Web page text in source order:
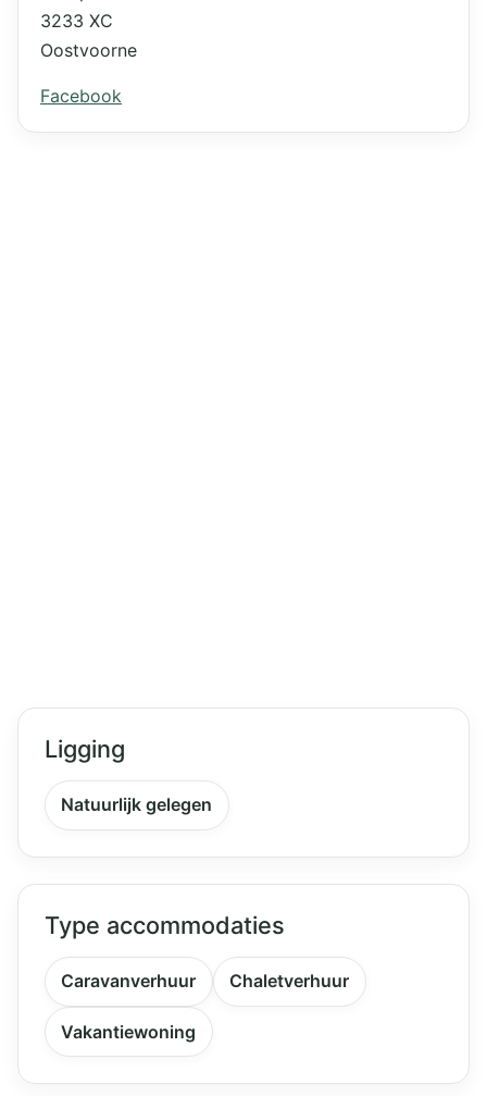
3233 XC
Oostvoorne
Facebook
Ligging
Natuurlijk gelegen
Type accommodaties
Caravanverhuur Chaletverhuur
Vakantiewoning